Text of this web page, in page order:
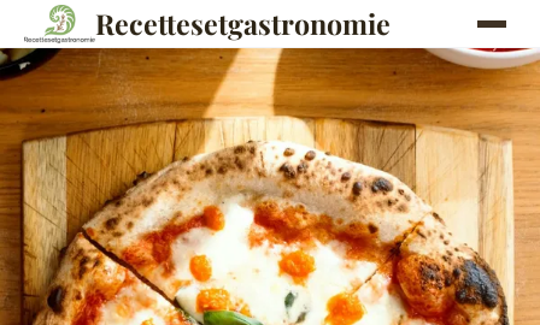
Recettesetgastronomie